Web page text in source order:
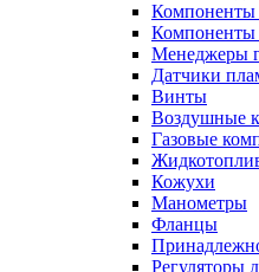
Компоненты
Компоненты
Менеджеры
Датчики
Винты
Воздушные
Газовые
Кожухи
Манометры
Фланцы
Регуляторы